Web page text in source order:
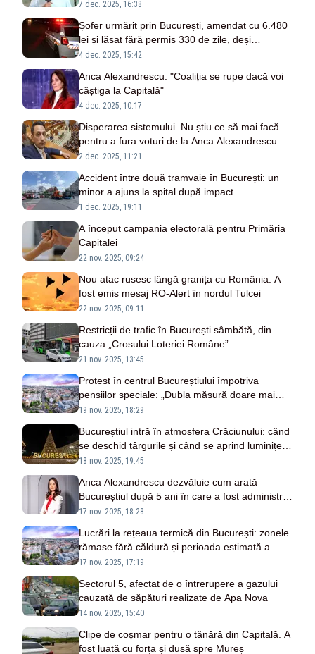
7 dec. 2025, 16:38
Șofer urmărit prin București, amendat cu 6.480
lei și lăsat fără permis 330 de zile, deși
verificările nu au arătat nicio neregulă
4 dec. 2025, 15:42
Anca Alexandrescu: "Coaliția se rupe dacă voi
câștiga la Capitală"
4 dec. 2025, 10:17
Disperarea sistemului. Nu știu ce să mai facă
pentru a fura voturi de la Anca Alexandrescu
2 dec. 2025, 11:21
Accident între două tramvaie în București: un
minor a ajuns la spital după impact
1 dec. 2025, 19:11
A început campania electorală pentru Primăria
Capitalei
22 nov. 2025, 09:24
Nou atac rusesc lângă granița cu România. A
fost emis mesaj RO-Alert în nordul Tulcei
22 nov. 2025, 09:11
Restricții de trafic în București sâmbătă, din
cauza „Crosului Loteriei Române”
21 nov. 2025, 13:45
Protest în centrul Bucureștiului împotriva
pensiilor speciale: „Dubla măsură doare mai
tare decât gaura bugetară”
19 nov. 2025, 18:29
Bucureștiul intră în atmosfera Crăciunului: când
se deschid târgurile și când se aprind luminițele
în 2025
18 nov. 2025, 19:45
Anca Alexandrescu dezvăluie cum arată
Bucureștiul după 5 ani în care a fost administrat
de Nicușor Dan și Clotilde Armand - VIDEO
17 nov. 2025, 18:28
Lucrări la rețeaua termică din București: zonele
rămase fără căldură și perioada estimată a
intervențiilor
17 nov. 2025, 17:19
Sectorul 5, afectat de o întrerupere a gazului
cauzată de săpături realizate de Apa Nova
14 nov. 2025, 15:40
Clipe de coșmar pentru o tânără din Capitală. A
fost luată cu forța și dusă spre Mureș